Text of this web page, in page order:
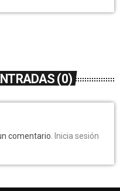
(0)
comentario. Inicia sesión